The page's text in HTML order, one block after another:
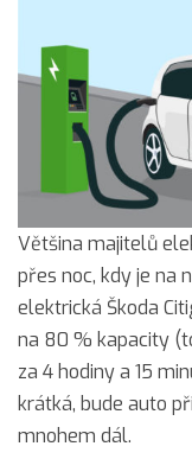
Většina majitelů
přes noc, kdy je na
elektrická Škoda
na 80 % kapacity
za 4 hodiny a 15
krátká, bude auto
mnohem dál.